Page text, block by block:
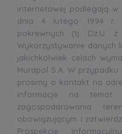
internetowej podlegają w
dnia 4 lutego 1994 r.
pokrewnych (tj. Dz.U.
Wykorzystywanie danych
jakichkolwiek celach
Murapol S.A. W
prosimy o kontakt na
informacje na temat
zagospodarowania
obowiązującym i
Prospekcie